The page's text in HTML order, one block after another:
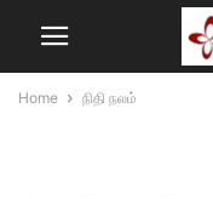
Home நிதி நலம்